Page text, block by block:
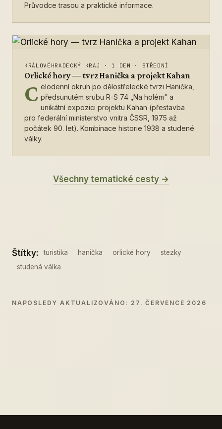
Průvodce trasou a praktické informace.
KRÁLOVÉHRADECKÝ KRAJ · 1 DEN · STŘEDNÍ
Orlické hory — tvrz Hanička a projekt Kahan
C elodenní okruh po dělostřelecké tvrzi Hanička,
předsunutém srubu R-S 74 „Na holém" a
unikátní expozici projektu Kahan (přestavba
pro federální ministerstvo vnitra ČSSR, 1975 až
počátek 90. let). Kombinace historie 1938 a studené
války.
Všechny tematické cesty →
Štítky: turistika hanička orlické hory
stezky
studená válka
NAPOSLEDY AKTUALIZOVÁNO: 27. ČERVENCE 2026